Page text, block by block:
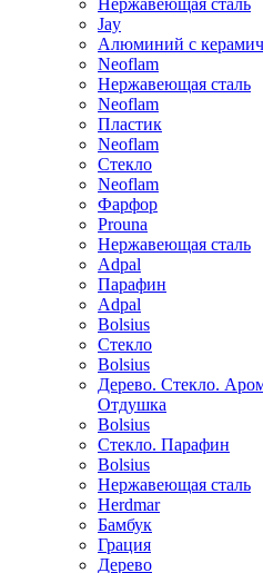
Нержавеющая сталь
Jay
Алюминий с
Neoflam
Нержавеющая сталь
Neoflam
Пластик
Neoflam
Стекло
Neoflam
Фарфор
Prouna
Нержавеющая сталь
Adpal
Парафин
Adpal
Bolsius
Стекло
Bolsius
Дерево. Стекло.
Отдушка
Bolsius
Стекло. Парафин
Bolsius
Нержавеющая сталь
Herdmar
Бамбук
Грация
Дерево